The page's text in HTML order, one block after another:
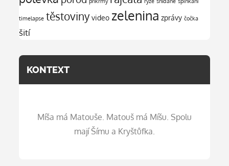
timelapse těstoviny video zelenina zprávy čočka
šití
KONTEXT
Míša má Matouše. Matouš má Míšu. Spolu
mají Šímu a Kryštůfka.